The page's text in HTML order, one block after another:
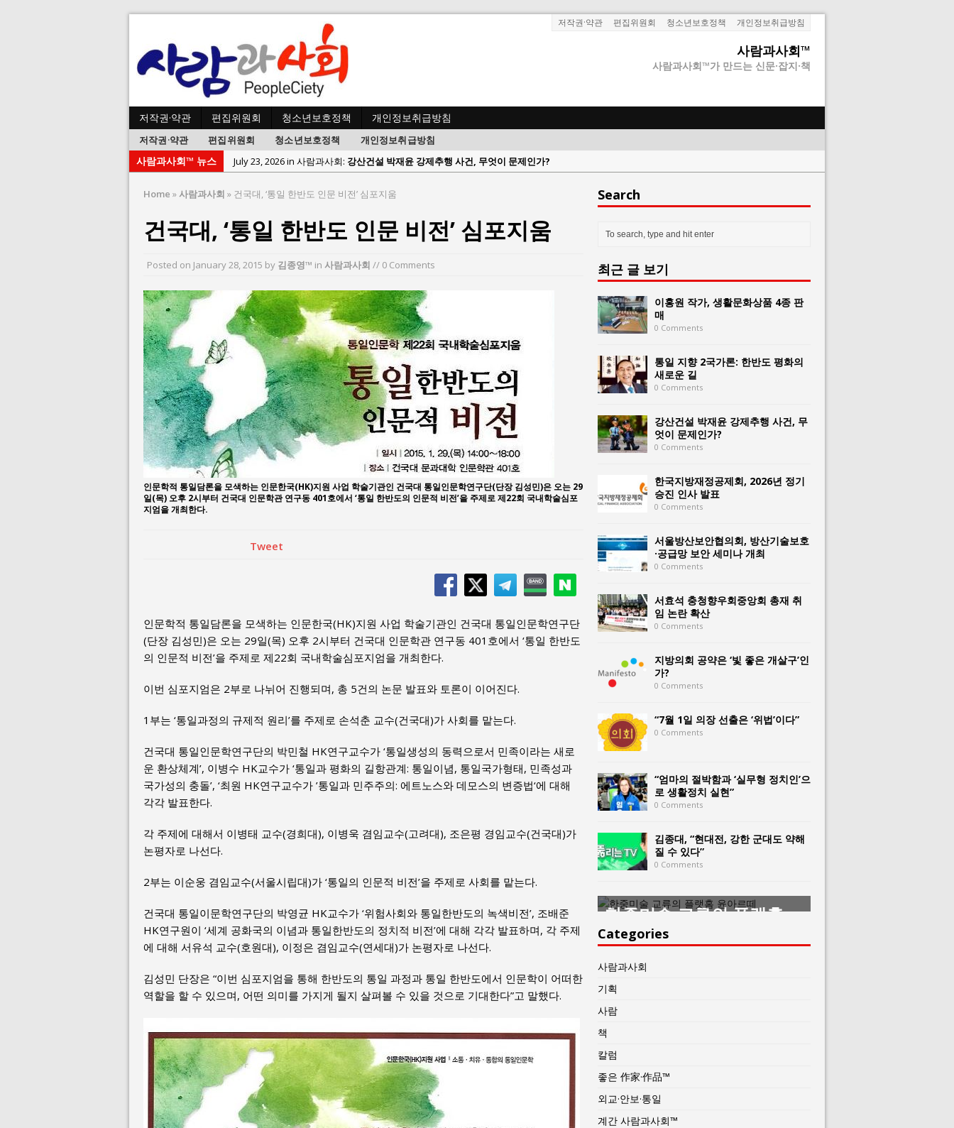
저작권·약관 편집위원회 청소년보호정책 개인정보취급방침
사람과사회™
사람과사회™가 만드는 신문·잡지·책
저작권·약관 편집위원회 청소년보호정책 개인정보취급방침
저작권·약관 편집위원회 청소년보호정책 개인정보취급방침
사람과사회™ 뉴스 July 2, 2026 in 사람:한국지방재정공제회, 2026년 정기 승진 인사 발표
June 8, 2026 in 사람과사회:
지방의회 공약은 ‘빛 좋은 개살구’인가?
June 2, 2026 in 사람과사회:
“7월 1일 의장 선출은 ‘위법’이다”
May 27, 2026 in 사람과사회:“엄마의 절박함과 ‘실무형 정치인’으로 생활정치 실현”
May 23, 2026 in 사람과사회:김종대, “현대전, 강한 군대도 약해질 수 있다”
August 3, 2026 in 사람과사회:이홍원 작가, 생활문화상품 4종 판매
July 26, 2026 in 사람과사회:통일 지향 2국가론: 한반도 평화의 새로운 길
July 23, 2026 in 사람과사회:강산건설 박재윤 강제추행 사건, 무엇이 문제인가?
Home »사람과사회 » 건국대, ‘통일 한반도 인문 비전’ 심포지움
건국대, ‘통일 한반도 인문 비전’ 심포지움
Posted on January 28, 2015 by 김종영™ in 사람과사회 // 0 Comments
인문학적 통일담론을 모색하는 인문한국(HK)지원 사업 학술기관인 건국대 통일인문학연구단(단장 김성민)은 오는 29
일(목) 오후 2시부터 건국대 인문학관 연구동 401호에서 ‘통일 한반도의 인문적 비전’을 주제로 제22회 국내학술심포
지엄을 개최한다.
Tweet
인문학적 통일담론을 모색하는 인문한국(HK)지원 사업 학술기관인 건국대 통일인문학연구단
(단장 김성민)은 오는 29일(목) 오후 2시부터 건국대 인문학관 연구동 401호에서 ‘통일 한반도
의 인문적 비전’을 주제로 제22회 국내학술심포지엄을 개최한다.
이번 심포지엄은 2부로 나뉘어 진행되며, 총 5건의 논문 발표와 토론이 이어진다.
1부는 ‘통일과정의 규제적 원리’를 주제로 손석춘 교수(건국대)가 사회를 맡는다.
건국대 통일인문학연구단의 박민철 HK연구교수가 ‘통일생성의 동력으로서 민족이라는 새로
운 환상체계’, 이병수 HK교수가 ‘통일과 평화의 길항관계: 통일이념, 통일국가형태, 민족성과
국가성의 충돌’, ‘최원 HK연구교수가 ’통일과 민주주의: 에트노스와 데모스의 변증법‘에 대해
각각 발표한다.
각 주제에 대해서 이병태 교수(경희대), 이병욱 겸임교수(고려대), 조은평 경임교수(건국대)가
논평자로 나선다.
2부는 이순웅 겸임교수(서울시립대)가 ‘통일의 인문적 비전’을 주제로 사회를 맡는다.
건국대 통일이문학연구단의 박영균 HK교수가 ‘위험사회와 통일한반도의 녹색비전’, 조배준
HK연구원이 ‘세계 공화국의 이념과 통일한반도의 정치적 비전’에 대해 각각 발표하며, 각 주제
에 대해 서유석 교수(호원대), 이정은 겸임교수(연세대)가 논평자로 나선다.
김성민 단장은 “이번 심포지엄을 통해 한반도의 통일 과정과 통일 한반도에서 인문학이 어떠한
역할을 할 수 있으며, 어떤 의미를 가지게 될지 살펴볼 수 있을 것으로 기대한다”고 말했다.
Search
최근 글 보기
이홍원 작가, 생활문화상품 4종 판
매
0 Comments
통일 지향 2국가론: 한반도 평화의
새로운 길
0 Comments
강산건설 박재윤 강제추행 사건, 무
엇이 문제인가?
0 Comments
한국지방재정공제회, 2026년 정기
승진 인사 발표
0 Comments
서울방산보안협의회, 방산기술보호
·공급망 보안 세미나 개최
0 Comments
서효석 충청향우회중앙회 총재 취
임 논란 확산
0 Comments
지방의회 공약은 ‘빛 좋은 개살구’인
가?
0 Comments
“7월 1일 의장 선출은 ‘위법’이다”
0 Comments
“엄마의 절박함과 ‘실무형 정치인’으
로 생활정치 실현”
0 Comments
김종대, “현대전, 강한 군대도 약해
질 수 있다”
0 Comments
한중미술 교류의 플랫홈
윤아르떼
한중미술 교류의 플랫홈
윤아르떼
Categories
사람과사회
기획
사람
책
칼럼
좋은 作家·作品™
외교·안보·통일
계간 사람과사회™